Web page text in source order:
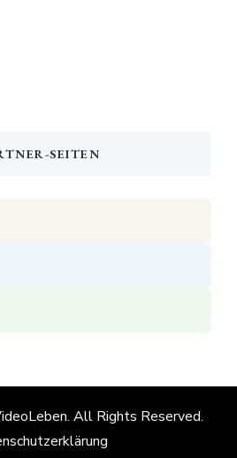
SEITEN
. All Rights Reserved.